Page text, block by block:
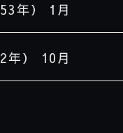
53 年） 1月
2年） 10月